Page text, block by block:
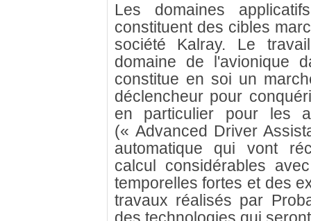
Les domaines
constituent des cibles
société Kalray. Le
domaine de l'avionique
constitue en soi un
déclencheur pour
en particulier pour les
(« Advanced Driver
automatique qui vont
calcul considérables
temporelles fortes et des
travaux réalisés par